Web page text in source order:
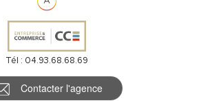
Tél : 04.93.68.68.69
Contacter l'agence